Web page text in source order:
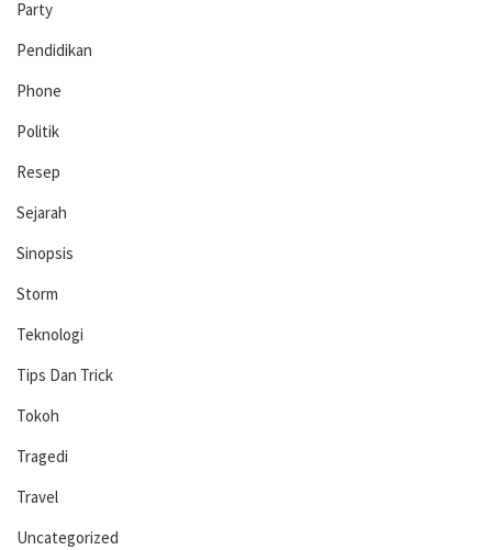
Party
Pendidikan
Phone
Politik
Resep
Sejarah
Sinopsis
Storm
Teknologi
Tips Dan Trick
Tokoh
Tragedi
Travel
Uncategorized